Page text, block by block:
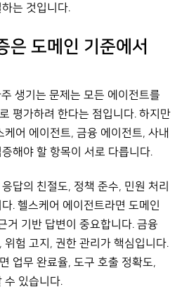
는 것입니다.
은 도메인 기준에서
생기는 문제는 모든 에이전트를
평가하려 한다는 점입니다. 하지만
케어 에이전트, 금융 에이전트, 사내
해야 할 항목이 서로 다릅니다.
답의 친절도, 정책 준수, 민원 처리
. 헬스케어 에이전트라면 도메인
거 기반 답변이 중요합니다. 금융
위험 고지, 권한 관리가 핵심입니다.
업무 완료율, 도구 호출 정확도,
수 있습니다.